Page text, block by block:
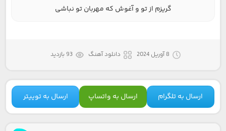
گریزم از تو و آغوش که مهربان تو نباشی
8 آوریل 2024 دانلود آهنگ 93 بازدید
ارسال به تلگرام ارسال به واتساپ ارسال به توییتر